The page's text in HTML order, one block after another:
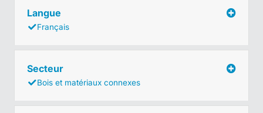
Langue
Français
Secteur
Bois et matériaux connexes